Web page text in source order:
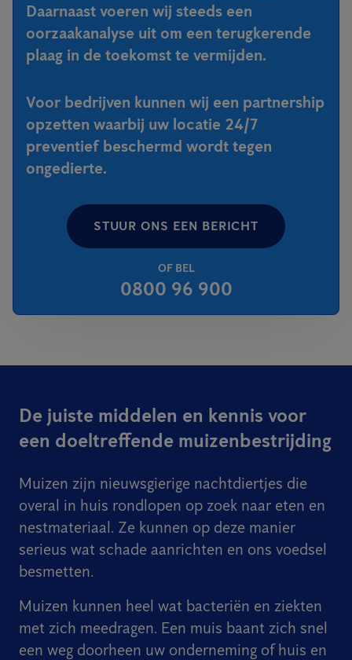
Daarnaast voeren wij steeds een
oorzaakanalyse uit om een terugkerende
plaag in de toekomst te vermijden.
Voor bedrijven kunnen wij een partnership
opzetten waarbij uw locatie 24/7
preventief beschermd wordt tegen
ongedierte.
STUUR ONS EEN BERICHT
OF BEL
0800 96 900
De juiste middelen en kennis voor
een doeltreffende muizenbestrijding
Muizen zijn nieuwsgierige nachtdiertjes die
overal in huis rondlopen op zoek naar eten en
nestmateriaal. Ze kunnen op deze manier
serieus wat schade aanrichten en ons voedsel
besmetten.
Muizen kunnen heel wat bacteriën en ziekten
met zich meedragen. Een muis baant zich snel
een weg doorheen uw onderneming of huis en